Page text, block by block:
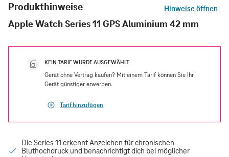
Produkthinweise
Hinweise öffnen
Apple Watch Series 11 GPS Aluminium 42 mm
KEIN TARIF WURDE AUSGEWÄHLT
Gerät ohne Vertrag kaufen? Mit einem Tarif können Sie Ihr
Gerät günstiger erwerben.
Tarif hinzufügen